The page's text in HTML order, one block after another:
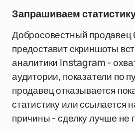
Запрашиваем
Добросовестный продавец
предоставит скриншоты
аналитики Instagram -
аудитории, показатели по
продавец отказывается
статистику или ссылается
причины - сделку лучше не